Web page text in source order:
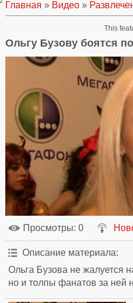
Главная » Видео »
Ольгу Бузову боятся
Просмотры: 0
Описание материала:
Ольга Бузова не жалуется
но и толпы фанатов за ней
This